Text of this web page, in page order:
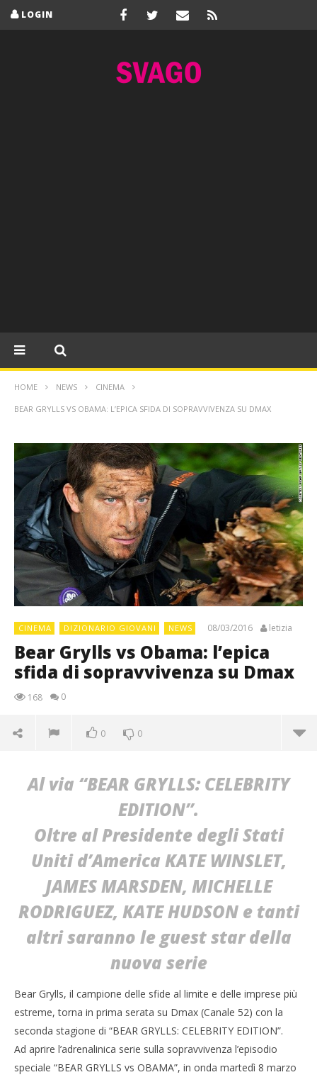
LOGIN
HOME NEWS CINEMA
BEAR GRYLLS VS OBAMA: L’EPICA SFIDA DI SOPRAVVIVENZA SU DMAX
CINEMA DIZIONARIO GIOVANI NEWS 08/03/2016 letizia
Bear Grylls vs Obama: l’epica
sfida di sopravvivenza su Dmax
168 0
0 0
NOW VIEWING
su Dmax
08/03/2016
letizia
Al via “BEAR GRYLLS: CELEBRITY
EDITION”.
Oltre al Presidente degli Stati
Uniti d’America KATE WINSLET,
JAMES MARSDEN, MICHELLE
RODRIGUEZ, KATE HUDSON e tanti
altri saranno le guest star della
nuova serie
Bear Grylls, il campione delle sfide al limite e delle imprese più
estreme, torna in prima serata su Dmax (Canale 52) con la
seconda stagione di “BEAR GRYLLS: CELEBRITY EDITION”.
Ad aprire l’adrenalinica serie sulla sopravvivenza l’episodio
speciale “BEAR GRYLLS vs OBAMA”, in onda martedì 8 marzo